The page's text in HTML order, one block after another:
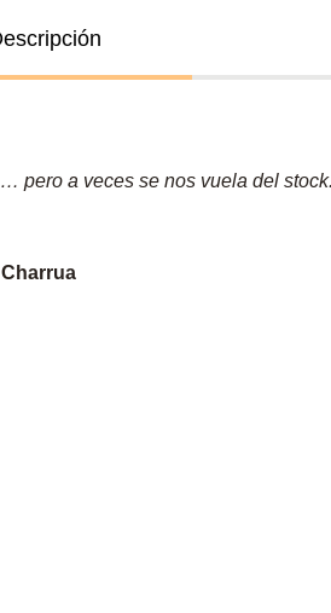
pero a veces se nos vuela del